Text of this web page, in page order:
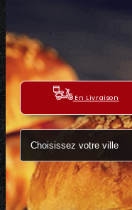
VOTRE COMPTE
NOTRE RESTAURANT
VOS AVIS
MENTIONS LÉGALES
C.G.V
En Livraison